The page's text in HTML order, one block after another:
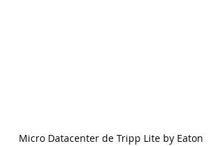
Micro Datacenter de Tripp Lite by Eaton